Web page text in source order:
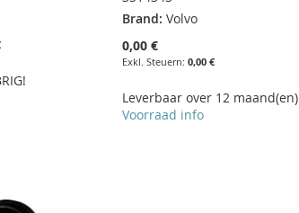
Brand: Volvo
0,00 €
0,00 €
Leverbaar over 12 maand(en)
Voorraad info